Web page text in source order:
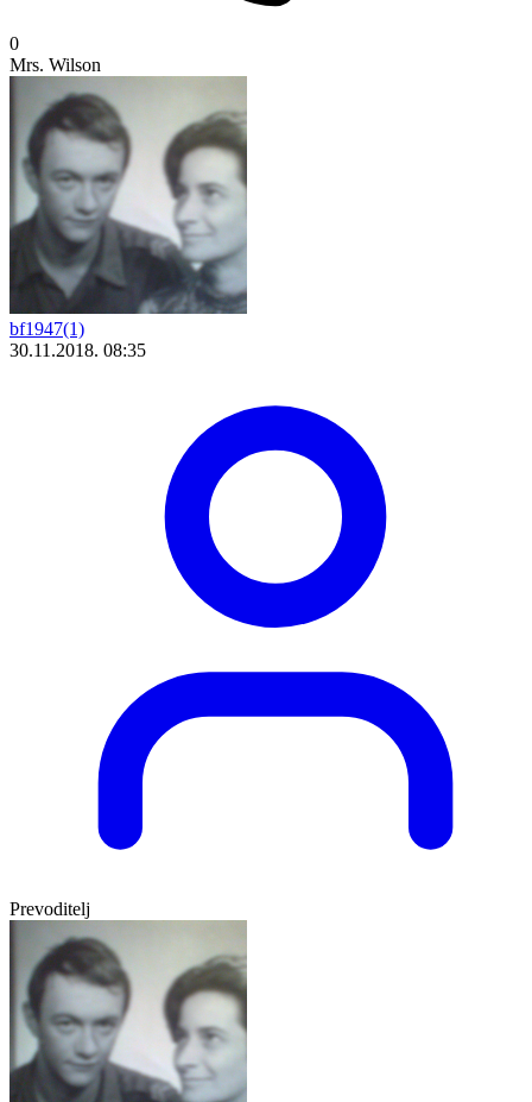
0
Mrs. Wilson
bf1947(1)
30.11.2018. 08:35
Prevoditelj